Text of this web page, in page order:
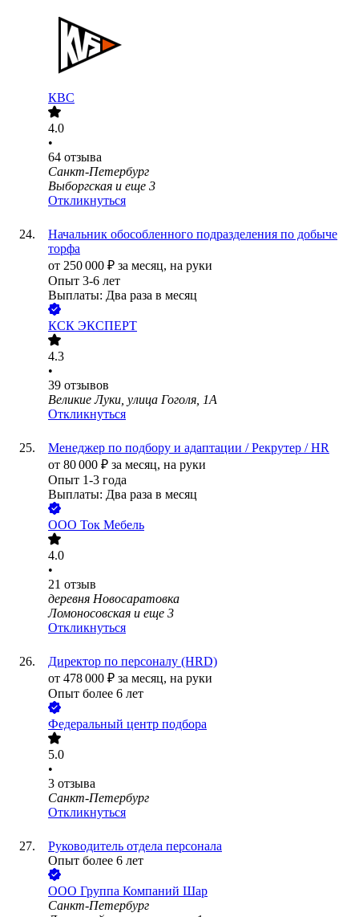
КВС
4.0
•
64 отзыва
Санкт-Петербург
Выборгская и еще 3
Откликнуться
Начальник обособленного подразделения по добыче
торфа
от 250 000 ₽ за месяц, на руки
Опыт 3-6 лет
Выплаты: Два раза в месяц
КСК ЭКСПЕРТ
4.3
•
39 отзывов
Великие Луки, улица Гоголя, 1А
Откликнуться
Менеджер по подбору и адаптации / Рекрутер / HR
от 80 000 ₽ за месяц, на руки
Опыт 1-3 года
Выплаты: Два раза в месяц
ООО Ток Мебель
4.0
•
21 отзыв
деревня Новосаратовка
Ломоносовская и еще 3
Откликнуться
Директор по персоналу (HRD)
от 478 000 ₽ за месяц, на руки
Опыт более 6 лет
Федеральный центр подбора
5.0
•
3 отзыва
Санкт-Петербург
Откликнуться
Руководитель отдела персонала
Опыт более 6 лет
ООО Группа Компаний Шар
Санкт-Петербург